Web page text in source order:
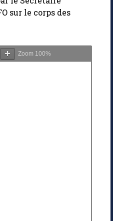
sur le corps des
Zoom 100%